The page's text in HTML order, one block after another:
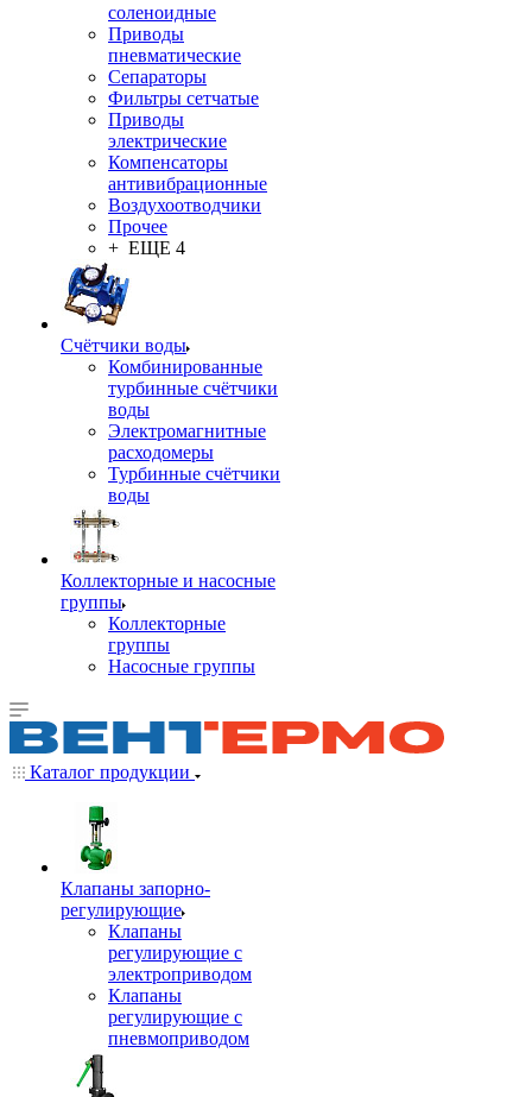
соленоидные
Приводы
пневматические
Сепараторы
Фильтры сетчатые
Приводы
электрические
Компенсаторы
антивибрационные
Воздухоотводчики
Прочее
+ ЕЩЕ 4
Счётчики воды
Комбинированные
турбинные счётчики
воды
Электромагнитные
расходомеры
Турбинные счётчики
воды
Коллекторные и насосные
группы
Коллекторные
группы
Насосные группы
Каталог продукции
Клапаны запорно-
регулирующие
Клапаны
регулирующие с
электроприводом
Клапаны
регулирующие с
пневмоприводом